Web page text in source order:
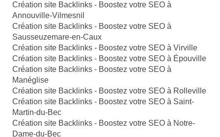
Création site Backlinks - Boostez votre SEO à
Annouville-Vilmesnil
Création site Backlinks - Boostez votre SEO à
Sausseuzemare-en-Caux
Création site Backlinks - Boostez votre SEO à Virville
Création site Backlinks - Boostez votre SEO à Épouville
Création site Backlinks - Boostez votre SEO à
Manéglise
Création site Backlinks - Boostez votre SEO à Rolleville
Création site Backlinks - Boostez votre SEO à Saint-
Martin-du-Bec
Création site Backlinks - Boostez votre SEO à Notre-
Dame-du-Bec